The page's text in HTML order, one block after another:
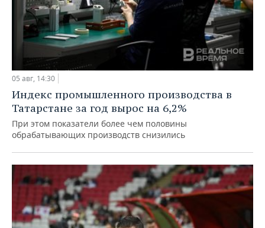
05 авг, 14:30
Индекс промышленного производства в
Татарстане за год вырос на 6,2%
При этом показатели более чем половины
обрабатывающих производств снизились